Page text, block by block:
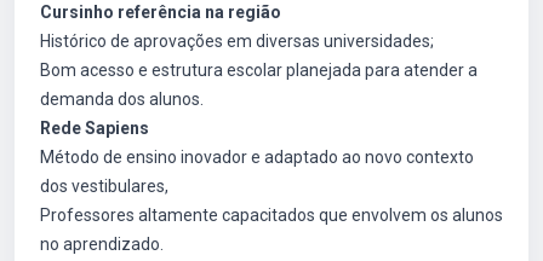
Cursinho referência na região
Histórico de aprovações em diversas universidades;
Bom acesso e estrutura escolar planejada para atender a
demanda dos alunos.
Rede Sapiens
Método de ensino inovador e adaptado ao novo contexto
dos vestibulares,
Professores altamente capacitados que envolvem os alunos
no aprendizado.